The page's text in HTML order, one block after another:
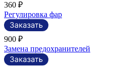
360 ₽
Регулировка фар
900 ₽
Замена предохранителей